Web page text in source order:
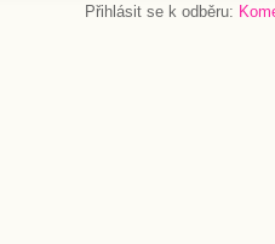
Přihlásit se k odběru: